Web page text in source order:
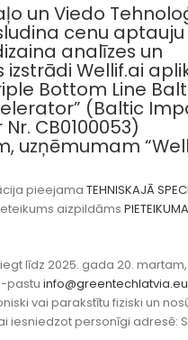
un Viedo
cenu aptauju
analīzes un
Wellif.ai
Bottom Line
(Baltic
CB0100053)
uzņēmumam
pieejama TEHNISKAJĀ
aizpildāms PIETEIKUMA
līdz 2025. gada 20.
pastu info@greentechlatvia.eu
vai parakstītu fiziski un
iesniedzot personīgi adresē: